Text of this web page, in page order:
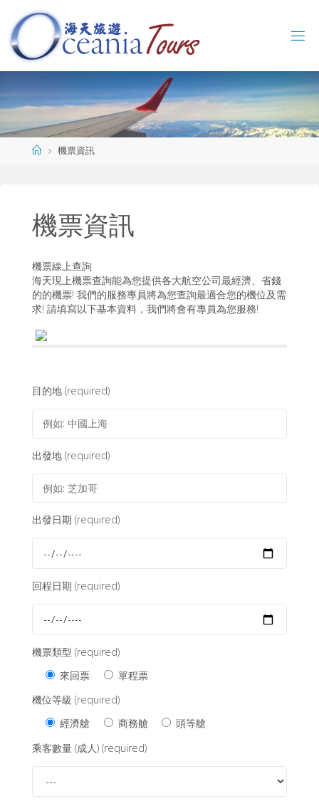
content
旅
遊
EA
Home機票資訊
機票資訊
機票線上查詢
海天現上機票查詢能為您提供各大航空公司最經濟、省錢
的的機票! 我們的服務專員將為您查詢最適合您的機位及需
求! 請填寫以下基本資料，我們將會有專員為您服務!
目的地 (required)
出發地 (required)
出發日期 (required)
回程日期 (required)
機票類型 (required)
來回票
單程票
機位等級 (required)
經濟艙
商務艙
頭等艙
乘客數量 (成人) (required)